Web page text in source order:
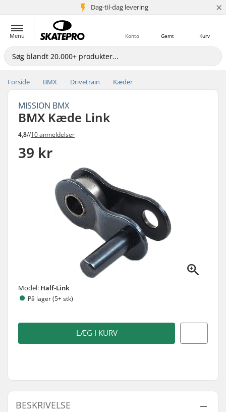
Dag-til-dag levering
5+ mio. kunder ×
Menu Kurv
Gemt
Konto
Forside BMX Drivetrain Kæder
MISSION BMX
BMX Kæde Link
4,8//10 anmeldelser
39 kr
Model: Half-Link
På lager (5+ stk)
LÆG I KURV
BESKRIVELSE